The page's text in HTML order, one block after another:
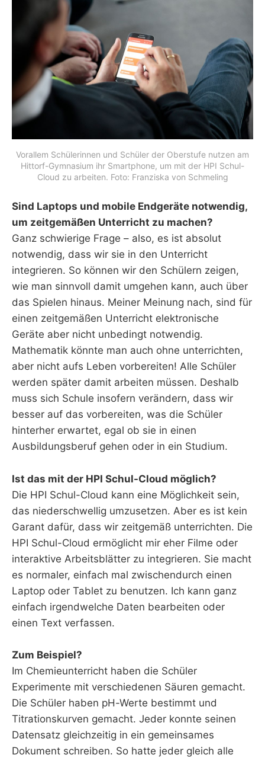
Vorallem Schülerinnen und Schüler der Oberstufe nutzen am
Hittorf-Gymnasium ihr Smartphone, um mit der HPI Schul-
Cloud zu arbeiten. Foto: Franziska von Schmeling
Sind Laptops und mobile Endgeräte notwendig,
um zeitgemäßen Unterricht zu machen?
Ganz schwierige Frage – also, es ist absolut
notwendig, dass wir sie in den Unterricht
integrieren. So können wir den Schülern zeigen,
wie man sinnvoll damit umgehen kann, auch über
das Spielen hinaus. Meiner Meinung nach, sind für
einen zeitgemäßen Unterricht elektronische
Geräte aber nicht unbedingt notwendig.
Mathematik könnte man auch ohne unterrichten,
aber nicht aufs Leben vorbereiten! Alle Schüler
werden später damit arbeiten müssen. Deshalb
muss sich Schule insofern verändern, dass wir
besser auf das vorbereiten, was die Schüler
hinterher erwartet, egal ob sie in einen
Ausbildungsberuf gehen oder in ein Studium.
Ist das mit der HPI Schul-Cloud möglich?
Die HPI Schul-Cloud kann eine Möglichkeit sein,
das niederschwellig umzusetzen. Aber es ist kein
Garant dafür, dass wir zeitgemäß unterrichten. Die
HPI Schul-Cloud ermöglicht mir eher Filme oder
interaktive Arbeitsblätter zu integrieren. Sie macht
es normaler, einfach mal zwischendurch einen
Laptop oder Tablet zu benutzen. Ich kann ganz
einfach irgendwelche Daten bearbeiten oder
einen Text verfassen.
Zum Beispiel?
Im Chemieunterricht haben die Schüler
Experimente mit verschiedenen Säuren gemacht.
Die Schüler haben pH-Werte bestimmt und
Titrationskurven gemacht. Jeder konnte seinen
Datensatz gleichzeitig in ein gemeinsames
Dokument schreiben. So hatte jeder gleich alle